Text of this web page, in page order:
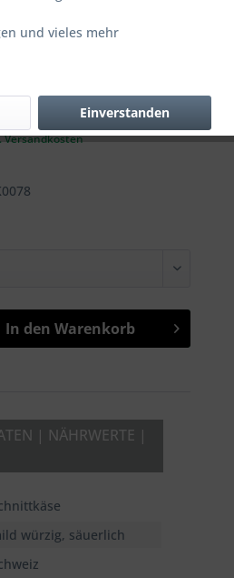
aromatisch, intensiv mit
* / 1 Kilogramm)
Versandkosten
In den Warenkorb
| NÄHRWERTE |
würzig, säuerlich
und vieles mehr
Einverstanden